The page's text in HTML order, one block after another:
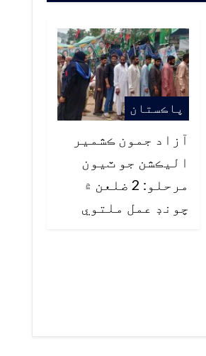
پاڪستان
آزاد جمون ڪشمير
اليڪشن جو ٽيون
مرحلو: 2 ضلعن ۾
چونڊ عمل ملتوي